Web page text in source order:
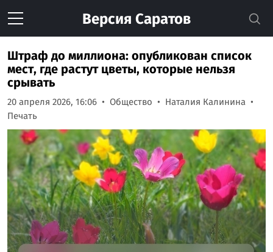
Версия Саратов
Штраф до миллиона: опубликован список
мест, где растут цветы, которые нельзя
срывать
20 апреля 2026, 16:06 Общество
Наталия Калинина
Печать